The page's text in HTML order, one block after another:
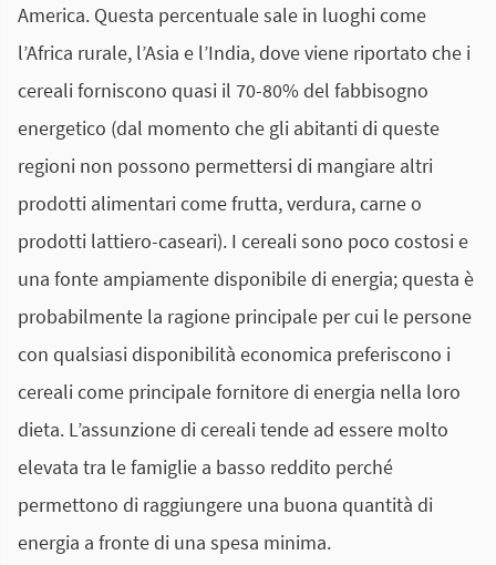
America. Questa percentuale sale in luoghi come
l’Africa rurale, l’Asia e l’India, dove viene riportato che i
cereali forniscono quasi il 70-80% del fabbisogno
energetico (dal momento che gli abitanti di queste
regioni non possono permettersi di mangiare altri
prodotti alimentari come frutta, verdura, carne o
prodotti lattiero-caseari). I cereali sono poco costosi e
una fonte ampiamente disponibile di energia; questa è
probabilmente la ragione principale per cui le persone
con qualsiasi disponibilità economica preferiscono i
cereali come principale fornitore di energia nella loro
dieta. L’assunzione di cereali tende ad essere molto
elevata tra le famiglie a basso reddito perché
permettono di raggiungere una buona quantità di
energia a fronte di una spesa minima.